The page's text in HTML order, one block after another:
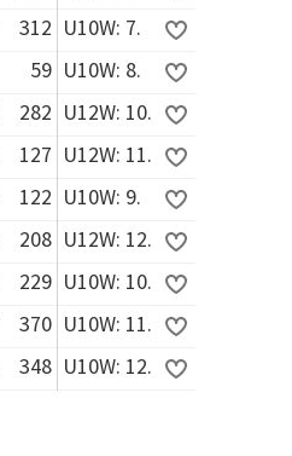
312 U10W: 7.
59 U10W: 8.
282 U12W: 10.
127 U12W: 11.
122 U10W: 9.
208 U12W: 12.
229 U10W: 10.
370 U10W: 11.
348 U10W: 12.